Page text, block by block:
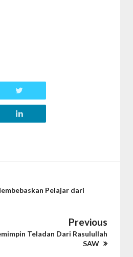
Pelajar dari
Previous
Teladan Dari Rasulullah
SAW